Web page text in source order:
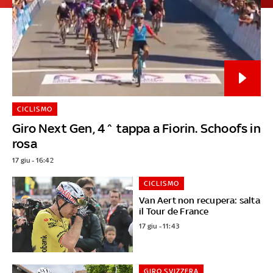
Giro Next Gen, 4^ tappa a Fiorin. Schoofs in
rosa
CICLISMO
17 giu - 16:42
Van Aert non recupera: salta
il Tour de France
CICLISMO
17 giu - 11:43